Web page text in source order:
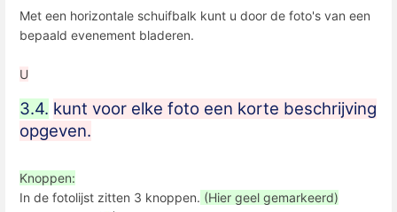
Met een horizontale schuifbalk kunt u door de foto's van een
bepaald evenement bladeren.
U
3.4. kunt voor elke foto een korte beschrijving
opgeven.
Knoppen:
In de fotolijst zitten 3 knoppen. (Hier geel gemarkeerd)